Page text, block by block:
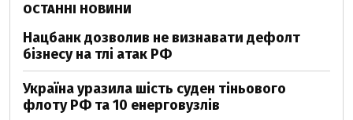
ОСТАННІ НОВИНИ
Нацбанк дозволив не визнавати дефолт
бізнесу на тлі атак РФ
Україна уразила шість суден тіньового
флоту РФ та 10 енерговузлів